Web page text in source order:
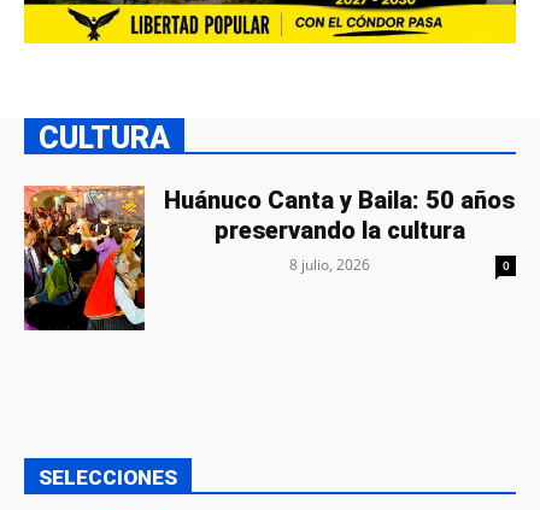
CULTURA
Huánuco Canta y Baila: 50 años
preservando la cultura
8 julio, 2026 0
SELECCIONES